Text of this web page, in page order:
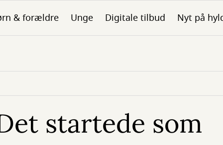
& forældre Unge Digitale tilbud Nyt på
startede som